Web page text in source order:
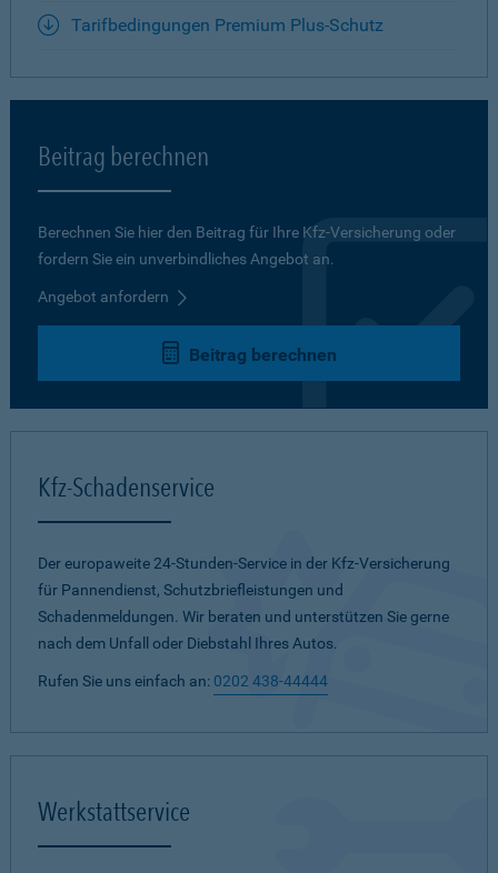
Tarifbedingungen Premium Plus-Schutz
Beitrag berechnen
Berechnen Sie hier den Beitrag für Ihre Kfz-Versicherung oder
fordern Sie ein unverbindliches Angebot an.
Angebot anfordern
Beitrag berechnen
Kfz-Schadenservice
Der europaweite 24-Stunden-Service in der Kfz-Versicherung
für Pannendienst, Schutzbriefleistungen und
Schadenmeldungen. Wir beraten und unterstützen Sie gerne
nach dem Unfall oder Diebstahl Ihres Autos.
Rufen Sie uns einfach an: 0202 438-44444
Werkstattservice